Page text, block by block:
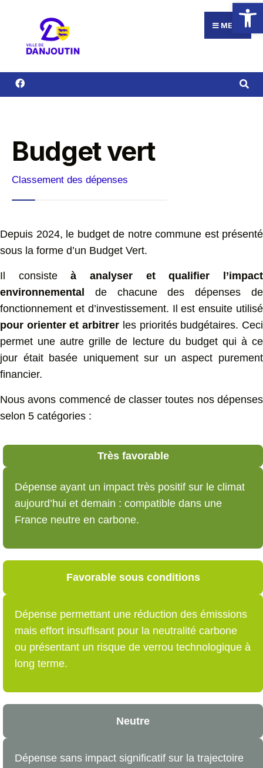
Ouvrir
MENU
Budget vert
Classement des dépenses
Depuis 2024, le budget de notre commune est présenté
sous la forme d’un Budget Vert.
Il consisteà analyser et qualifier l’impact
environnemental
de chacune des dépenses de
fonctionnement et d’investissement. Il est ensuite utilisé
pour orienter et arbitrer les priorités budgétaires. Ceci
permet une autre grille de lecture du budget qui à ce
jour était basée uniquement sur un aspect purement
financier.
Nous avons commencé de classer toutes nos dépenses
selon 5 catégories :
Très favorable
Dépense ayant un impact très positif sur le climat
aujourd’hui et demain : compatible dans une
France neutre en carbone.
Favorable sous conditions
Dépense permettant une réduction des émissions
mais effort insuffisant pour la neutralité carbone
ou présentant un risque de verrou technologique à
long terme.
Neutre
Dépense sans impact significatif sur la trajectoire